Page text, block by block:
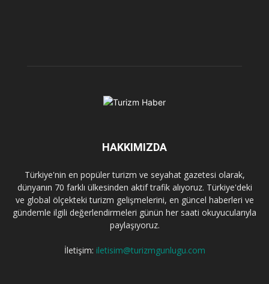
HAKKIMIZDA
Türkiye'nin en popüler turizm ve seyahat gazetesi olarak,
dünyanın 70 farklı ülkesinden aktif trafik alıyoruz. Türkiye'deki
ve global ölçekteki turizm gelişmelerini, en güncel haberleri ve
gündemle ilgili değerlendirmeleri günün her saati okuyucularıyla
paylaşıyoruz.
İletişim: iletisim@turizmgunlugu.com